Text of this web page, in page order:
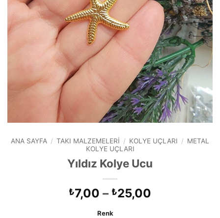
ANA SAYFA / TAKI MALZEMELERI / KOLYE UÇLARI / METAL
KOLYE UÇLARI
Yıldız Kolye Ucu
₺7,00 – ₺25,00
Renk